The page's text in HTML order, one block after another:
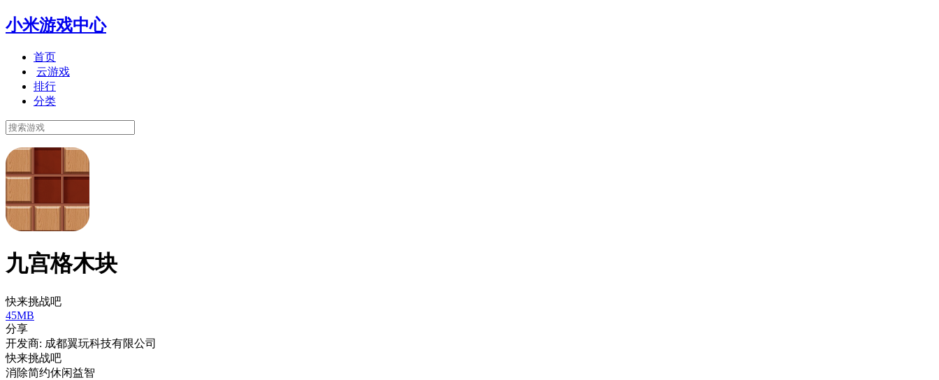
小米游戏中心
首页
云游戏
排行
分类
九宫格木块
快来挑战吧
45MB
分享
开发商: 成都翼玩科技有限公司
快来挑战吧
消除简约休闲益智